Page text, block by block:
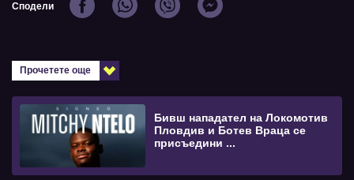
Сподели
Прочетете още
Бивш нападател на Локомотив
Пловдив и Ботев Враца се
присъедини ...